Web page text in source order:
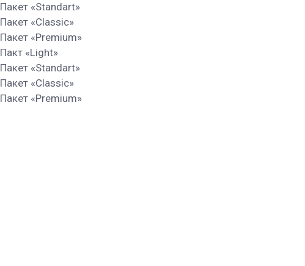
Пакет «Standart»
Пакет «Classic»
Пакет «Premium»
Пакт «Light»
Пакет «Standart»
Пакет «Classic»
Пакет «Premium»